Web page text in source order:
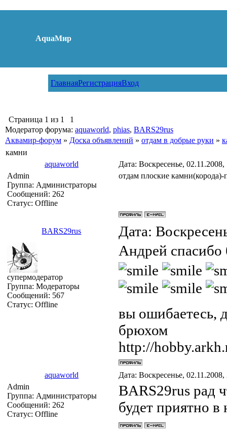
AquaМир
ГлавнаяРегистрацияВход
Страница 1 из 1
1
Модератор форума: aquaworld, phias, BARS29rus
Аквамир-форум » Доска объявлений » отдам в добрые руки »
камни
aquaworld
Дата: Воскресенье,
Admin
Группа: Администраторы
Сообщений: 262
Статус: Offline
отдам плоские
BARS29rus Дата:
супермодератор
Группа: Модераторы
Сообщений: 567
Статус: Offline
Андрей
вы ошибаетесь,
брюхом
http://
aquaworld
Дата: Воскресенье,
Admin
Группа: Администраторы
Сообщений: 262
Статус: Offline
BARS29rus рад
будет приятно